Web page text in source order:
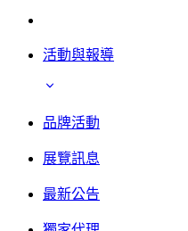
活動與報導
品牌活動
展覽訊息
最新公告